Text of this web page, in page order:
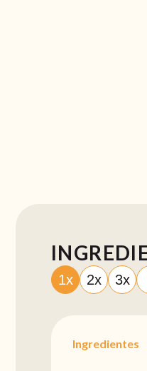
1x 2x 3x
Ingredientes